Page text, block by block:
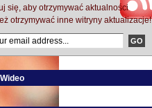
się, aby otrzymywać aktualności
otrzymywać inne witryny aktualizacje!